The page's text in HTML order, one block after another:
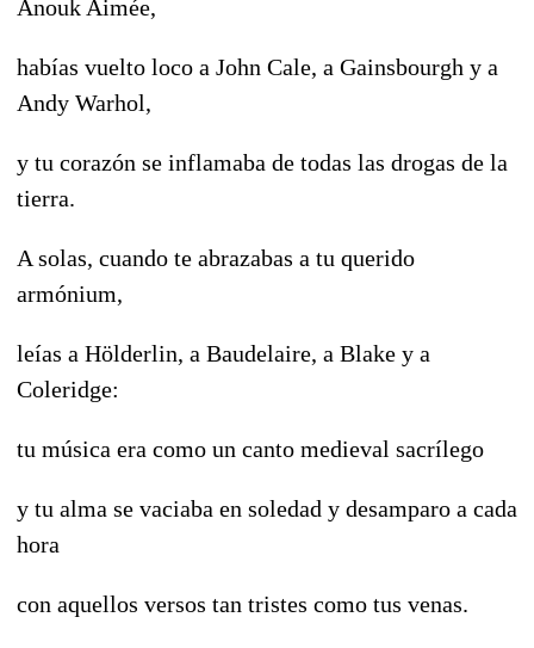
Anouk Aimée,
habías vuelto loco a John Cale, a Gainsbourgh y a
Andy Warhol,
y tu corazón se inflamaba de todas las drogas de la
tierra.
A solas, cuando te abrazabas a tu querido
armónium,
leías a Hölderlin, a Baudelaire, a Blake y a
Coleridge:
tu música era como un canto medieval sacrílego
y tu alma se vaciaba en soledad y desamparo a cada
hora
con aquellos versos tan tristes como tus venas.